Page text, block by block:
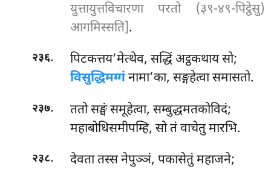
युत्तायुत्तविचारणा परतो (३९-४९-पिट्ठेसु)
आगमिस्सति] .
२३६.
पिटकत्तय’मेत्थेव, सद्धिं अट्ठकथाय सो;
विसुद्धिमग्गंनामा’का, सङ्गहेत्वा समासतो.
२३७.
ततो सङ्घं समूहेत्वा, सम्बुद्धमतकोविदं;
महाबोधिसमीपम्हि, सो तं वाचेतु मारभि.
२३८.
देवता तस्स नेपुञ्ञं, पकासेतुं महाजने;